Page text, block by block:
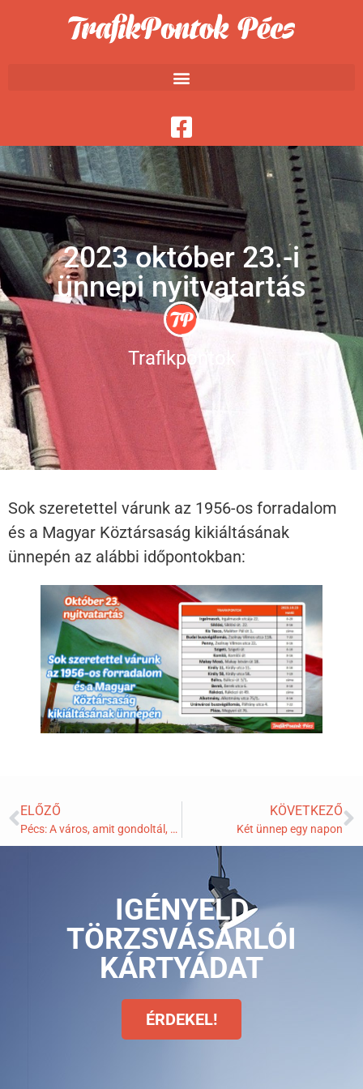
2023 október 23.-i
ünnepi nyitvatartás
Trafikpontok
Sok szeretettel várunk az 1956-os forradalom
és a Magyar Köztársaság kikiáltásának
ünnepén az alábbi időpontokban:
ELŐZŐ
Pécs: A város, amit gondoltál, hogy ismersz
KÖVETKEZŐ
Két ünnep egy napon
IGÉNYELD
TÖRZSVÁSÁRLÓI
KÁRTYÁDAT
ÉRDEKEL!